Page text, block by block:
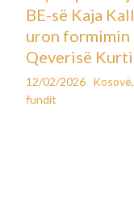
maksimale nesër
Ditëve të ardhshme
të shpeshta lokale e
Temperaturat
mesatare për këtë
mëngjeseve pritet
të ketë mjegull,